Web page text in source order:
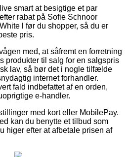
smart at besigtige et par
rabat på Sofie Schnoor
l før du shopper, så du er
pris.
med, at såfremt en forretning
produkter til salg for en salgspris
lav, så bør det i nogle tilfælde
internet forhandler.
fald indbefattet af en orden,
e-handler.
med kort eller MobilePay.
kan du benytte et tilbud som
higer efter at afbetale prisen af